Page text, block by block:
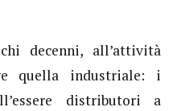
decenni, all’attività
quella industriale: i
distributori a